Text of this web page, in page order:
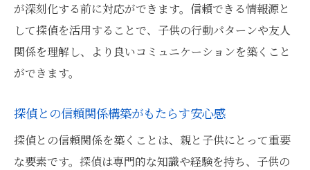
が深刻化する前に対応ができます。信頼できる情報源と
して探偵を活用することで、子供の行動パターンや友人
関係を理解し、より良いコミュニケーションを築くこと
ができます。
探偵との信頼関係構築がもたらす安心感
探偵との信頼関係を築くことは、親と子供にとって重要
な要素です。探偵は専門的な知識や経験を持ち、子供の